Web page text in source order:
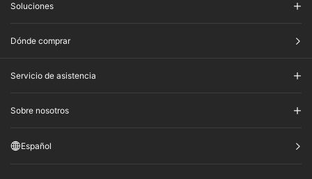
Soluciones
Dónde comprar
Servicio de asistencia
Sobre nosotros
Español